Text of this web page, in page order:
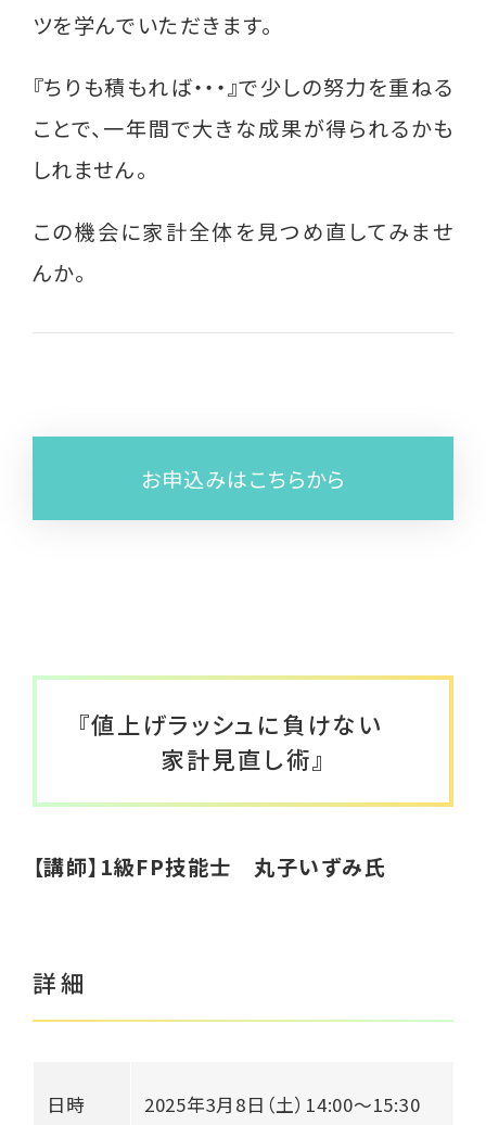
その他
しんぐるまざあず・ふぉーらむ無料職業紹介
就活用スーツレンタル
ひとり親家庭のためのポータルサイト(こども
くらし応援ナビTokyo
ツを学んでいただきます。
『ちりも積もれば・・・』で少しの努力を重ねる
ことで、一年間で大きな成果が得られるかも
しれません。
この機会に家計全体を見つめ直してみませ
んか。
お申込みはこちらから
『値上げラッシュに負けない
家計見直し術』
【講師】 1級FP技能士 丸子いずみ氏
詳細
日時
2025年3月8日（土）14:00〜15:30